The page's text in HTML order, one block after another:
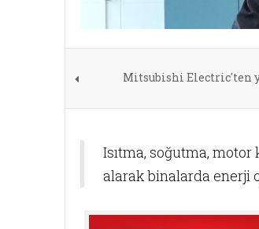
Mitsubishi Electric'ten
Isıtma, soğutma,
alarak binalarda enerji